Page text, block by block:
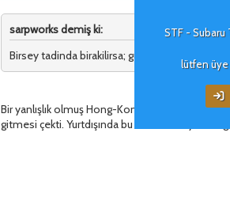
STF - Subaru
lütfen üye
sarpworks demiş ki:
Birsey tadinda birakilirsa; guzel de olur, imkan
Bir yanlışlık olmuş Hong-Kong sayfası olduğu
gitmesi çekti. Yurtdışında bu tarz modifiyeler